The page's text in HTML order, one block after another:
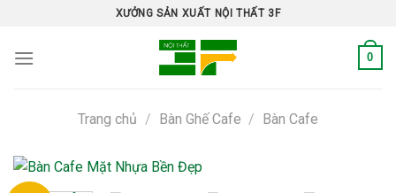
content
XƯỞNG SẢN XUẤT NỘI THẤT 3F
0
Trang chủ / Bàn Ghế Cafe / Bàn Cafe